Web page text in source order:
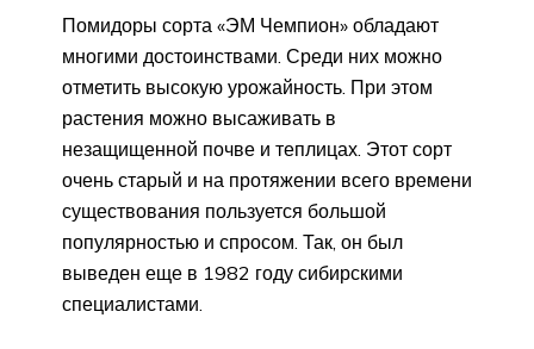
Помидоры сорта «ЭМ Чемпион» обладают
многими достоинствами. Среди них можно
отметить высокую урожайность. При этом
растения можно высаживать в
незащищенной почве и теплицах. Этот сорт
очень старый и на протяжении всего времени
существования пользуется большой
популярностью и спросом. Так, он был
выведен еще в 1982 году сибирскими
специалистами.